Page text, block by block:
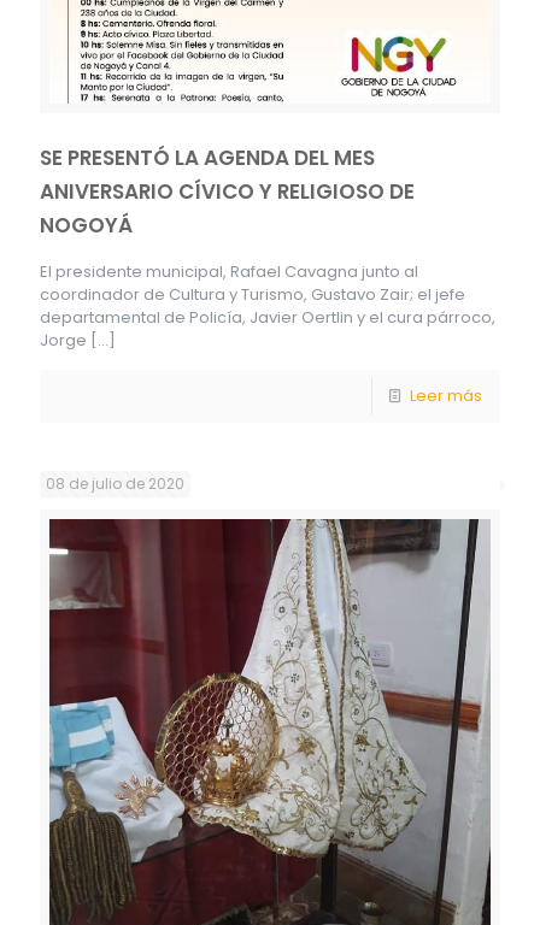
SE PRESENTÓ LA AGENDA DEL MES
ANIVERSARIO CÍVICO Y RELIGIOSO DE
NOGOYÁ
El presidente municipal, Rafael Cavagna junto al
coordinador de Cultura y Turismo, Gustavo Zair; el jefe
departamental de Policía, Javier Oertlin y el cura párroco,
Jorge […]
Leer más
08 de julio de 2020